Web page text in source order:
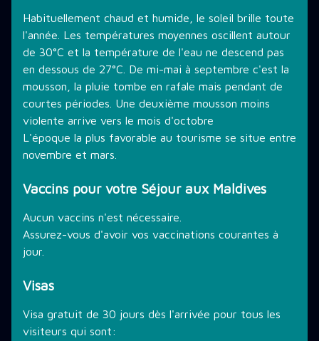
INFORMATIONS PRATIQUES
Habituellement chaud et humide, le soleil brille toute
l'année. Les températures moyennes oscillent autour
de 30°C et la température de l'eau ne descend pas
en dessous de 27°C. De mi-mai à septembre c'est la
mousson, la pluie tombe en rafale mais pendant de
courtes périodes. Une deuxième mousson moins
violente arrive vers le mois d'octobre
L'époque la plus favorable au tourisme se situe entre
novembre et mars.
Vaccins pour votre Séjour aux Maldives
Aucun vaccins n'est nécessaire.
Assurez-vous d'avoir vos vaccinations courantes à
jour.
Visas
Visa gratuit de 30 jours dès l'arrivée pour tous les
visiteurs qui sont: